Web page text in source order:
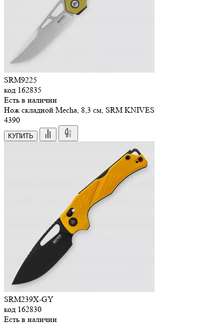
SRM9225
код 162835
Есть в наличии
Нож складной Mecha, 8,3 см, SRM KNIVES
4390
КУПИТЬ
SRM239X-GY
код 162830
Есть в наличии